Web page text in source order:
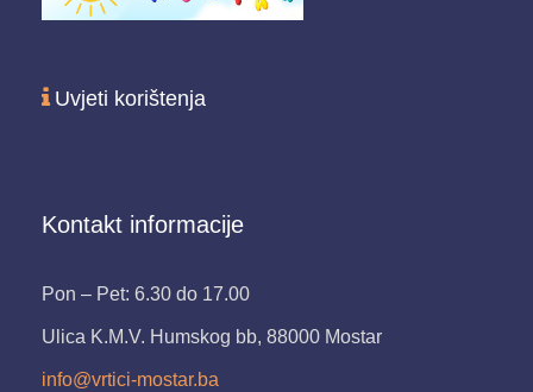
Uvjeti korištenja
Kontakt informacije
Pon – Pet: 6.30 do 17.00
Ulica K.M.V. Humskog bb, 88000 Mostar
info@vrtici-mostar.ba